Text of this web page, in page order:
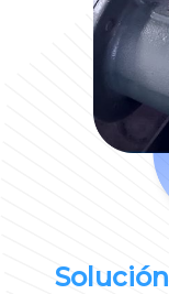
Solución